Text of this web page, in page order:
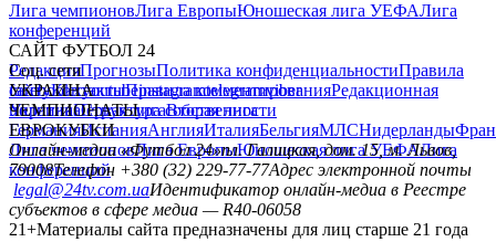
Лига чемпионовЛига ЕвропыЮношеская лига УЕФАЛига
конференций
САЙТ ФУТБОЛ 24
РедакцияПрогнозыПолитика конфиденциальностиПравила
сайтуКонтактыПравила комментированияРедакционная
политикаСтруктура собственности
Соц. сети
facebookxyoutubeinstagramtelegramviber
УКРАИНА
УкраинаПервая лигаВторая лига
ЧЕМПИОНАТЫ
ГерманияИспанияАнглияИталияБельгияМЛСНидерланды
ЕВРОКУБКИ
Лига чемпионовЛига ЕвропыЮношеская лига УЕФАЛига
конференций
Онлайн-медиа «Футбол 24»пл. Галицкая, дом. 15, м. Львов,
79008Телефон +380 (32) 229-77-77Адрес электронной почты
legal@24tv.com.uaИдентификатор онлайн-медиа в Реестре
субъектов в сфере медиа — R40-06058
21+Материалы сайта предназначены для лиц старше 21 года